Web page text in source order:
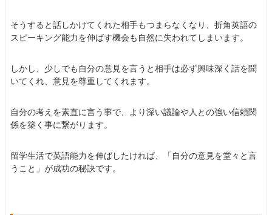
そうすると話しかけてくれた相手もつまらなくなり、折角英語の
スピーキング能力を伸ばす機会も自然に失われてしまいます。
しかし、少しでも自分の意見を言うと相手は必ず興味深く話を聞
いてくれ、意見を尊重してくれます。
自分の考えを素直に言う事で、より深い議論や人との強い信頼関
係を築く事に繋がります。
留学生活で英語能力を伸ばしたければ、「自分の意見を堂々と言
うこと」が成功の秘訣です。